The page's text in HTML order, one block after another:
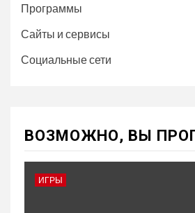
Программы
Сайты и сервисы
Социальные сети
ВОЗМОЖНО, ВЫ
ИГРЫ